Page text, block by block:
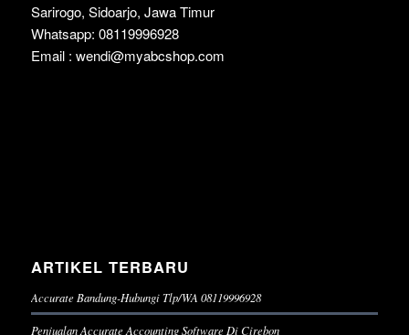
Sarirogo, Sidoarjo, Jawa Timur
Whatsapp: 08119996928
Email : wendi@myabcshop.com
ARTIKEL TERBARU
Accurate Bandung-Hubungi Tlp/WA 08119996928
Penjualan Accurate Accounting Software Di Cirebon